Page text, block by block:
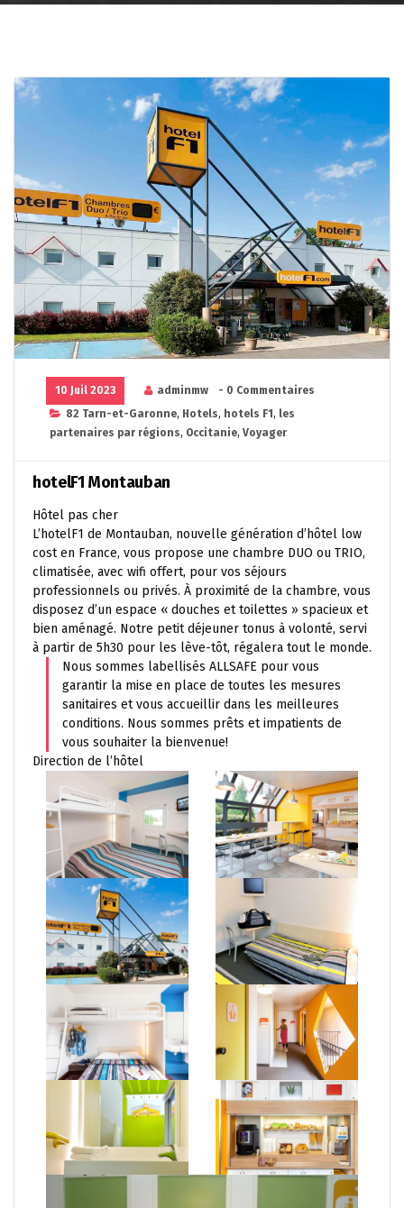
10 Juil 2023 adminmw
- 0 Commentaires
82 Tarn-et-Garonne, Hotels, hotels F1 , les
partenaires par régions, Occitanie, Voyager
hotelF1 Montauban
Hôtel pas cher
L’hotelF1 de Montauban, nouvelle génération d’hôtel low
cost en France, vous propose une chambre DUO ou TRIO,
climatisée, avec wifi offert, pour vos séjours
professionnels ou privés. À proximité de la chambre, vous
disposez d’un espace « douches et toilettes » spacieux et
bien aménagé. Notre petit déjeuner tonus à volonté, servi
à partir de 5h30 pour les lève-tôt, régalera tout le monde.
Nous sommes labellisés ALLSAFE pour vous
garantir la mise en place de toutes les mesures
sanitaires et vous accueillir dans les meilleures
conditions. Nous sommes prêts et impatients de
vous souhaiter la bienvenue!
Direction de l’hôtel